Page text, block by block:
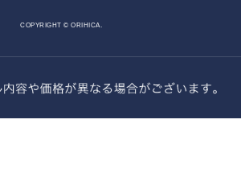
COPYRIGHT © ORIHICA.